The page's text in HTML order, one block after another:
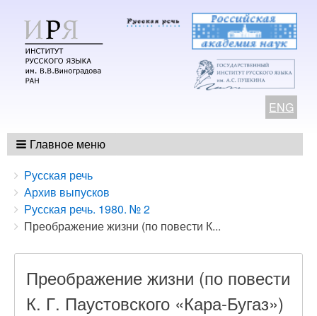
ENG
Главное меню
Breadcrumbs
You
are
here:
Русская речь
Архив выпусков
Русская речь. 1980. № 2
Преображение жизни (по повести К...
Преображение жизни (по повести
К. Г. Паустовского «Кара-Бугаз»)